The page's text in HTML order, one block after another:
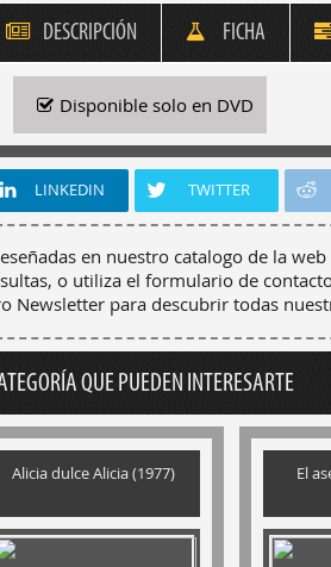
DESCRIPCIÓN FICHA
Disponible solo en DVD
LINKEDIN TWITTER
en nuestro catalogo de la
o utiliza el formulario de
Newsletter para descubrir todas
QUE PUEDEN INTERESARTE
Alicia dulce Alicia (1977)
El